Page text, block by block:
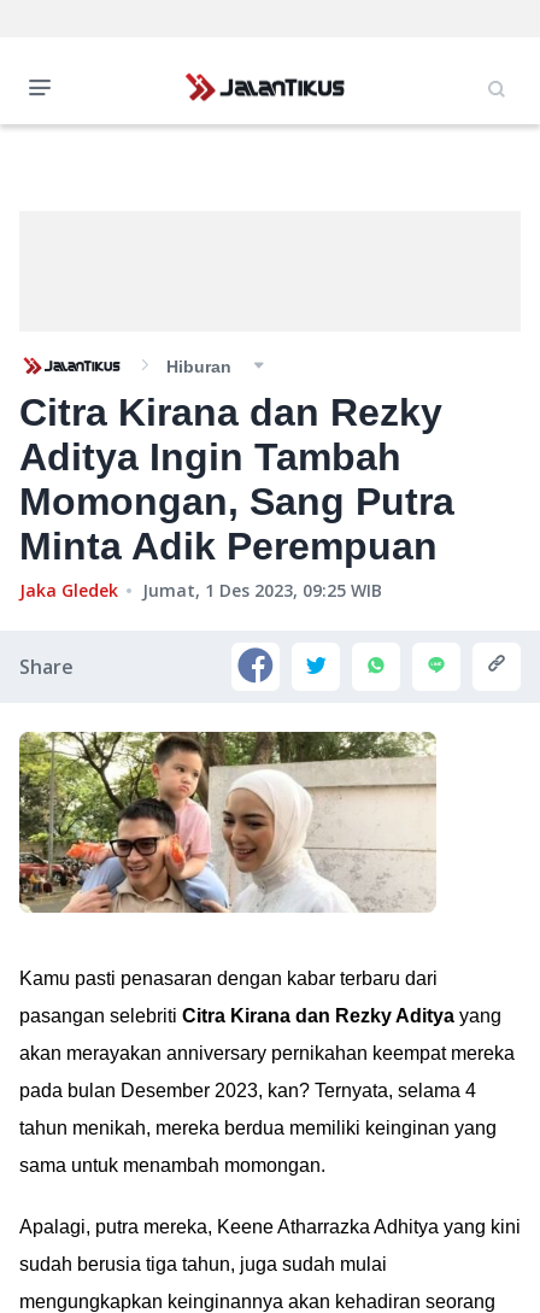
Hiburan
Citra Kirana dan Rezky
Aditya Ingin Tambah
Momongan, Sang Putra
Minta Adik Perempuan
Jaka Gledek Jumat, 1 Des 2023, 09:25 WIB
Share
Kamu pasti penasaran dengan kabar terbaru dari
pasangan selebriti Citra Kirana dan Rezky Aditya yang
akan merayakan anniversary pernikahan keempat mereka
pada bulan Desember 2023, kan? Ternyata, selama 4
tahun menikah, mereka berdua memiliki keinginan yang
sama untuk menambah momongan.
Apalagi, putra mereka, Keene Atharrazka Adhitya yang kini
sudah berusia tiga tahun, juga sudah mulai
mengungkapkan keinginannya akan kehadiran seorang